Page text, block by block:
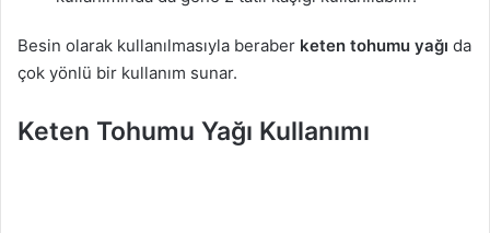
Besin olarak kullanılmasıyla beraber keten tohumu yağı da
çok yönlü bir kullanım sunar.
Keten Tohumu Yağı Kullanımı